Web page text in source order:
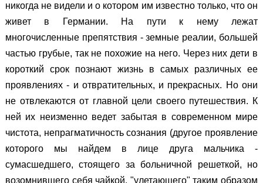
никогда не видели и о котором им известно только, что он
живет в Германии. На пути к нему лежат
многочисленные препятствия - земные реалии, большей
частью грубые, так не похожие на него. Через них дети в
короткий срок познают жизнь в самых различных ее
проявлениях - и отвратительных, и прекрасных. Но они
не отвлекаются от главной цели своего путешествия. К
ней их неизменно ведет забытая в современном мире
чистота, непрагматичность сознания (другое проявление
которого мы найдем в лице друга мальчика -
сумасшедшего, стоящего за больничной решеткой, но
возомнившего себя чайкой, "улетающего" таким образом